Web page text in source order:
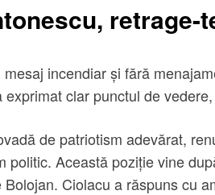
retrage-
incendiar și fără
clar punctul de
de patriotism adevărat,
politic. Această poziție vine
Ciolacu a răspuns cu